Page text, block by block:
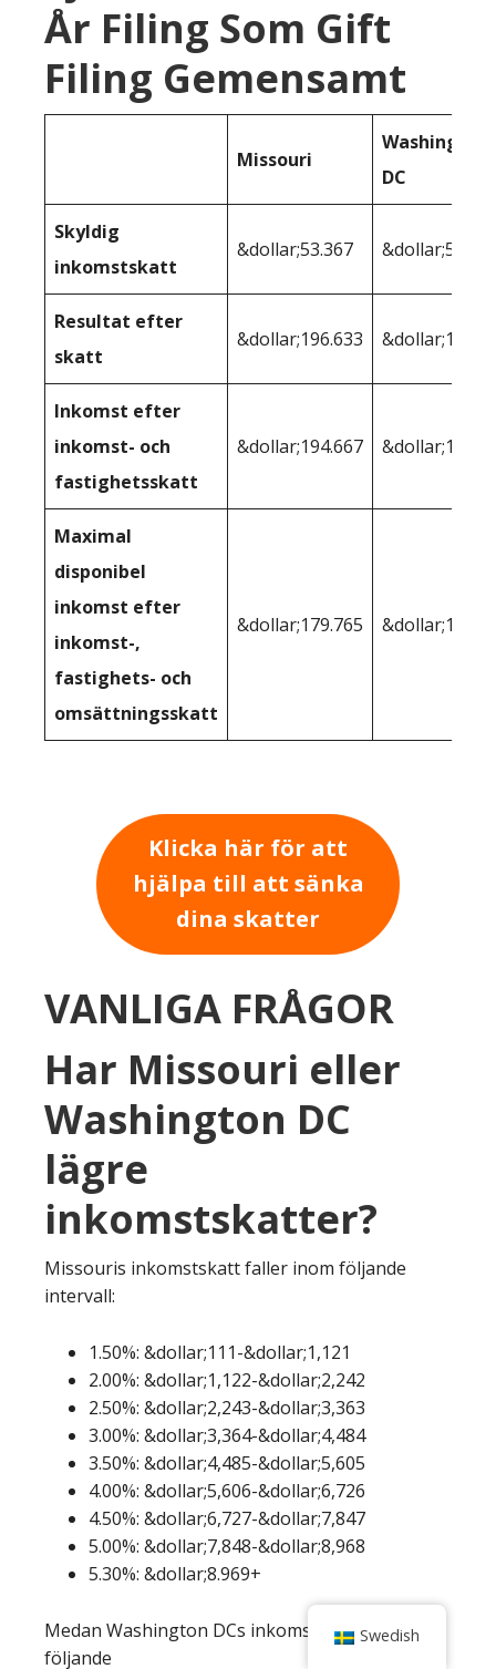
År Filing Som Gift
Filing Gemensamt
Missouri
Washington
DC
Skyldig
inkomstskatt
&dollar;53.367
Resultat efter
skatt
&dollar;196.633
Inkomst efter
inkomst- och
fastighetsskatt
&dollar;194.667
Maximal
disponibel
inkomst efter
inkomst-,
fastighets- och
omsättningsskatt
&dollar;179.765
Klicka här för att
hjälpa till att sänka
dina skatter
VANLIGA FRÅGOR
Har Missouri eller
Washington DC
lägre
inkomstskatter?
Missouris inkomstskatt faller inom följande
intervall:
1.50%: &dollar;111-&dollar;1,121
2.00%: &dollar;1,122-&dollar;2,242
2.50%: &dollar;2,243-&dollar;3,363
3.00%: &dollar;3,364-&dollar;4,484
3.50%: &dollar;4,485-&dollar;5,605
4.00%: &dollar;5,606-&dollar;6,726
4.50%: &dollar;6,727-&dollar;7,847
5.00%: &dollar;7,848-&dollar;8,968
5.30%: &dollar;8.969+
Medan Washington DCs inkomstskatt är
följande
Swedish